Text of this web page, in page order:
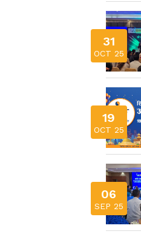
31
OCT 25
19
OCT 25
06
SEP 25